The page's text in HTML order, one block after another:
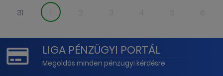
31
LIGA PÉNZÜGYI PORTÁL
Megoldás minden pénzügyi kérdésre